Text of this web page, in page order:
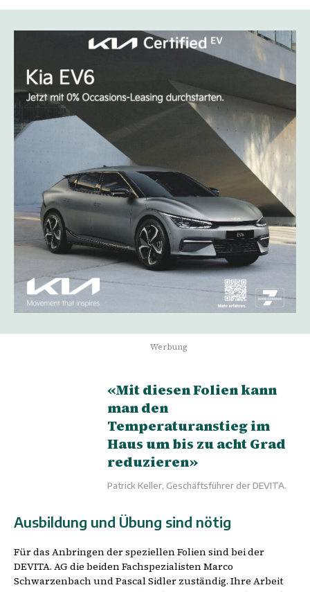
Werbung
«Mit diesen Folien kann
man den
Temperaturanstieg im
Haus um bis zu acht Grad
reduzieren»
Patrick Keller, Geschäftsführer der DEVITA.
Ausbildung und Übung sind nötig
Für das Anbringen der speziellen Folien sind bei der
DEVITA. AG die beiden Fachspezialisten Marco
Schwarzenbach und Pascal Sidler zuständig. Ihre Arbeit